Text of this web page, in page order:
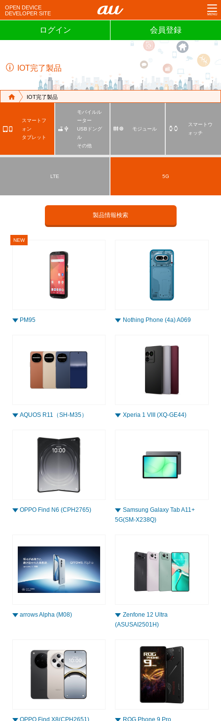
OPEN DEVICE
DEVELOPER SITE
ログイン 会員登録
IOT完了製品
IOT完了製品
スマートフ
ォン
タブレット
モバイルル
ーター
USBドング
ル
その他
モジュール
スマートウ
ォッチ
LTE 5G
製品情報検索
PM95 Nothing Phone (4a) A069
AQUOS R11（SH-M35） Xperia 1 VIII (XQ-GE44)
OPPO Find N6 (CPH2765)
Samsung Galaxy Tab A11+
5G(SM-X238Q)
arrows Alpha (M08)
Zenfone 12 Ultra
(ASUSAI2501H)
OPPO Find X8(CPH2651)
ROG Phone 9 Pro